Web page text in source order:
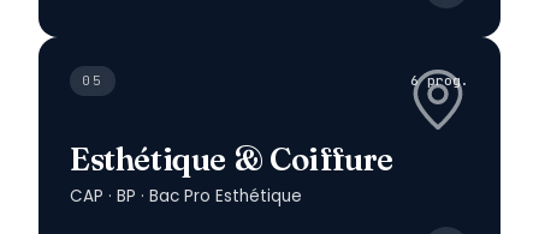
05 6 prog.
Esthétique & Coiffure
CAP · BP · Bac Pro Esthétique